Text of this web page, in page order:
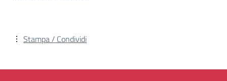
Stampa / Condividi